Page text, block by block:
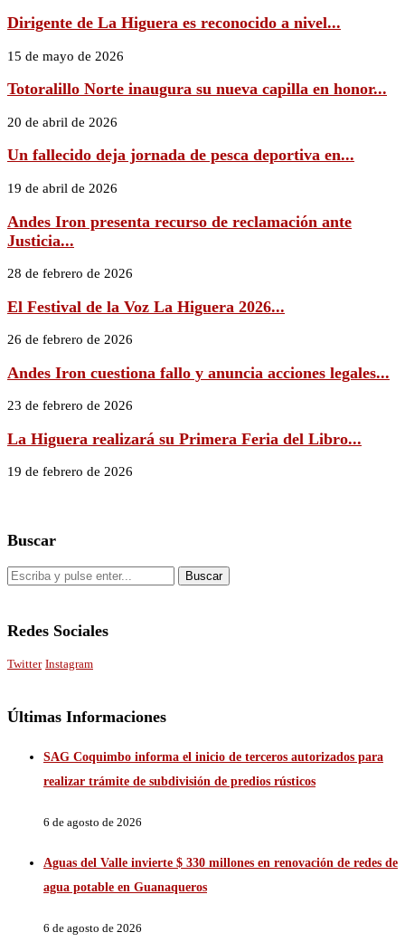
Dirigente de La Higuera es reconocido a nivel...
15 de mayo de 2026
Totoralillo Norte inaugura su nueva capilla en honor...
20 de abril de 2026
Un fallecido deja jornada de pesca deportiva en...
19 de abril de 2026
Andes Iron presenta recurso de reclamación ante
Justicia...
28 de febrero de 2026
El Festival de la Voz La Higuera 2026...
26 de febrero de 2026
Andes Iron cuestiona fallo y anuncia acciones legales...
23 de febrero de 2026
La Higuera realizará su Primera Feria del Libro...
19 de febrero de 2026
Buscar
Redes Sociales
Twitter Instagram
Últimas Informaciones
SAG Coquimbo informa el inicio de terceros autorizados para
realizar trámite de subdivisión de predios rústicos
6 de agosto de 2026
Aguas del Valle invierte $ 330 millones en renovación de redes de
agua potable en Guanaqueros
6 de agosto de 2026